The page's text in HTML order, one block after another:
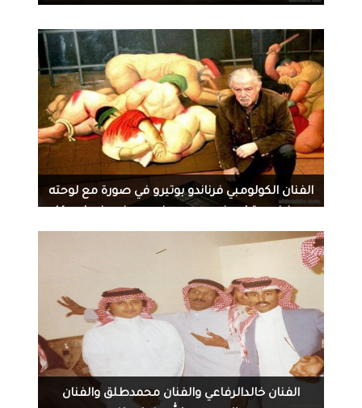
08-05-2014
0
1843
الفنان الكولومبي فرناندو بوتيرو في صورة مع لوحته
08-04-2014
الفنان خالدالرفاعي والفنان محمدطلق والفنان